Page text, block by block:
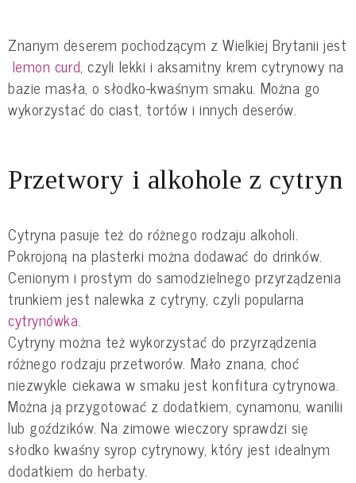
Znanym deserem pochodzącym z Wielkiej Brytanii jest
lemon curd, czyli lekki i aksamitny krem cytrynowy na
bazie masła, o słodko-kwaśnym smaku. Można go
wykorzystać do ciast, tortów i innych deserów.
Przetwory i alkohole z cytryn
Cytryna pasuje też do różnego rodzaju alkoholi.
Pokrojoną na plasterki można dodawać do drinków.
Cenionym i prostym do samodzielnego przyrządzenia
trunkiem jest nalewka z cytryny, czyli popularna
cytrynówka.
Cytryny można też wykorzystać do przyrządzenia
różnego rodzaju przetworów. Mało znana, choć
niezwykle ciekawa w smaku jest konfitura cytrynowa.
Można ją przygotować z dodatkiem, cynamonu, wanilii
lub goździków. Na zimowe wieczory sprawdzi się
słodko kwaśny syrop cytrynowy, który jest idealnym
dodatkiem do herbaty.